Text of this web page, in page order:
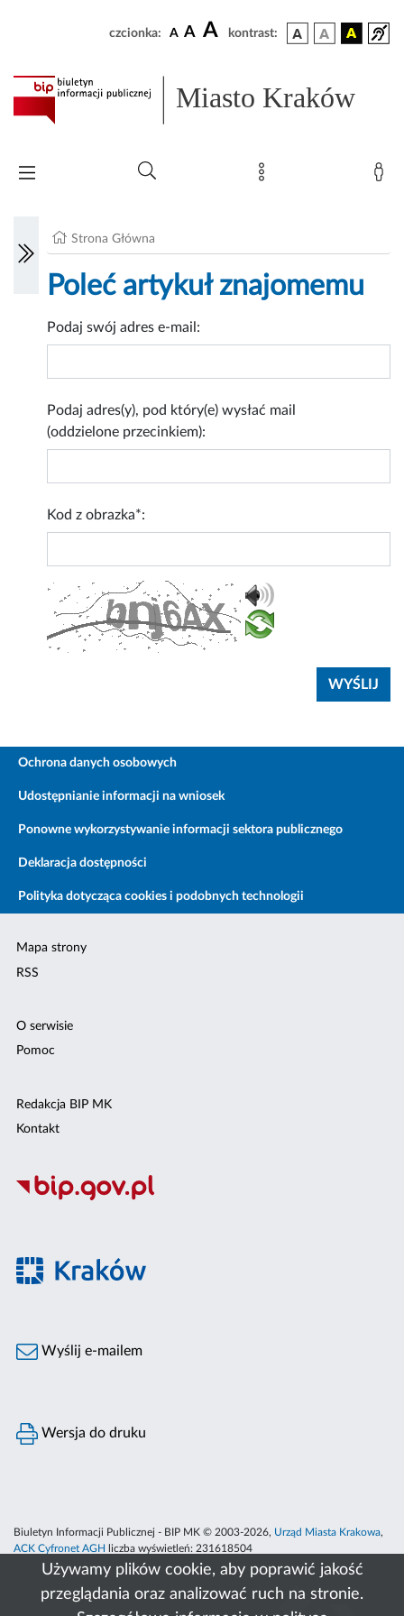
Używamy plików cookie, aby poprawić jakość
przeglądania oraz analizować ruch na stronie.
czcionka: A A A kontrast:
Miasto Kraków
Strona Główna
Poleć artykuł znajomemu
Podaj swój adres e-mail:
Podaj adres(y), pod który(e) wysłać mail
(oddzielone przecinkiem):
Kod z obrazka*:
Ochrona danych osobowych
Udostępnianie informacji na wniosek
Ponowne wykorzystywanie informacji sektora publicznego
Deklaracja dostępności
Polityka dotycząca cookies i podobnych technologii
Mapa strony
RSS
O serwisie
Pomoc
Redakcja BIP MK
Kontakt
Wyślij e-mailem
Wersja do druku
Biuletyn Informacji Publicznej - BIP MK © 2003-2026, Urząd Miasta Krakowa,
ACK Cyfronet AGH
liczba wyświetleń: 231618504